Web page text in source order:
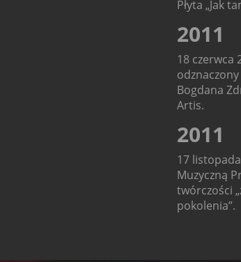
Płyta „Jak
2011
18 czerwca
Bogdana
Artis.
2011
17
Muzyczną
twórczości
pokolenia”.